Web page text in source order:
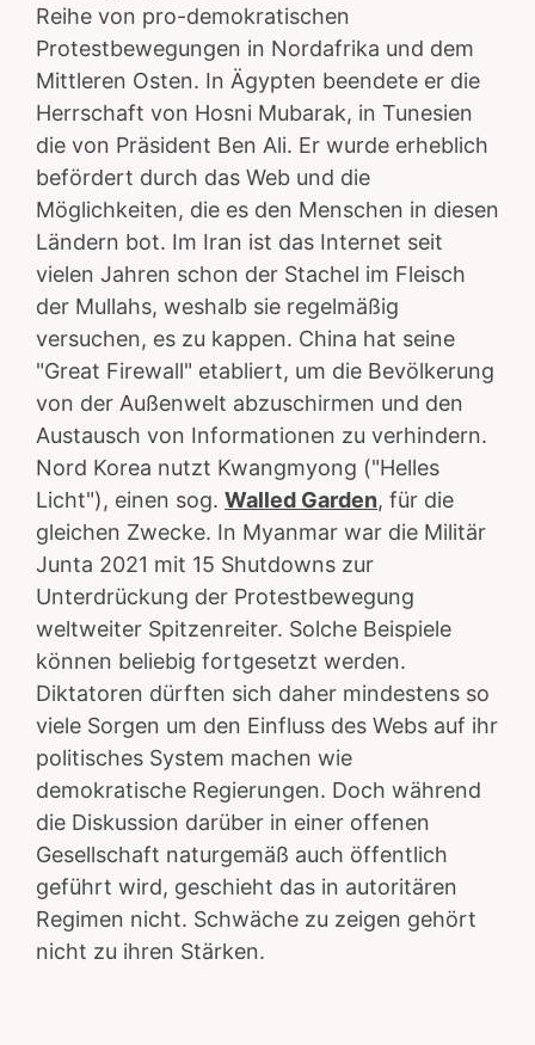
Reihe von pro-demokratischen
Protestbewegungen in Nordafrika und dem
Mittleren Osten. In Ägypten beendete er die
Herrschaft von Hosni Mubarak, in Tunesien
die von Präsident Ben Ali. Er wurde erheblich
befördert durch das Web und die
Möglichkeiten, die es den Menschen in diesen
Ländern bot. Im Iran ist das Internet seit
vielen Jahren schon der Stachel im Fleisch
der Mullahs, weshalb sie regelmäßig
versuchen, es zu kappen. China hat seine
"Great Firewall" etabliert, um die Bevölkerung
von der Außenwelt abzuschirmen und den
Austausch von Informationen zu verhindern.
Nord Korea nutzt Kwangmyong ("Helles
Licht"), einen sog. Walled Garden, für die
gleichen Zwecke. In Myanmar war die Militär
Junta 2021 mit 15 Shutdowns zur
Unterdrückung der Protestbewegung
weltweiter Spitzenreiter. Solche Beispiele
können beliebig fortgesetzt werden.
Diktatoren dürften sich daher mindestens so
viele Sorgen um den Einfluss des Webs auf ihr
politisches System machen wie
demokratische Regierungen. Doch während
die Diskussion darüber in einer offenen
Gesellschaft naturgemäß auch öffentlich
geführt wird, geschieht das in autoritären
Regimen nicht. Schwäche zu zeigen gehört
nicht zu ihren Stärken.